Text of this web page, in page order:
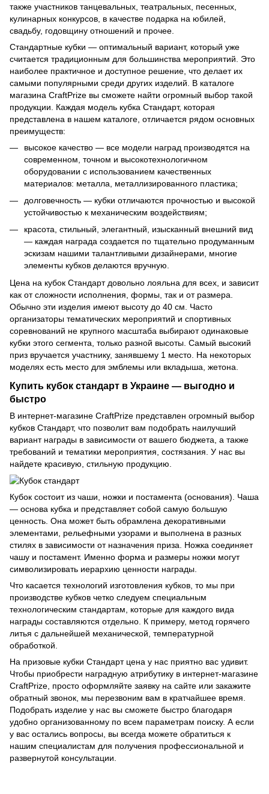
также участников танцевальных, театральных, песенных,
кулинарных конкурсов, в качестве подарка на юбилей,
свадьбу, годовщину отношений и прочее.
Стандартные кубки — оптимальный вариант, который уже
считается традиционным для большинства мероприятий. Это
наиболее практичное и доступное решение, что делает их
самыми популярными среди других изделий. В каталоге
магазина CraftPrize вы сможете найти огромный выбор такой
продукции. Каждая модель кубка Стандарт, которая
представлена в нашем каталоге, отличается рядом основных
преимуществ:
высокое качество — все модели наград производятся на
современном, точном и высокотехнологичном
оборудовании с использованием качественных
материалов: металла, металлизированного пластика;
долговечность — кубки отличаются прочностью и высокой
устойчивостью к механическим воздействиям;
красота, стильный, элегантный, изысканный внешний вид
— каждая награда создается по тщательно продуманным
эскизам нашими талантливыми дизайнерами, многие
элементы кубков делаются вручную.
Цена на кубок Стандарт довольно лояльна для всех, и зависит
как от сложности исполнения, формы, так и от размера.
Обычно эти изделия имеют высоту до 40 см. Часто
организаторы тематических мероприятий и спортивных
соревнований не крупного масштаба выбирают одинаковые
кубки этого сегмента, только разной высоты. Самый высокий
приз вручается участнику, занявшему 1 место. На некоторых
моделях есть место для эмблемы или вкладыша, жетона.
Купить кубок стандарт в Украине — выгодно и
быстро
В интернет-магазине CraftPrize представлен огромный выбор
кубков Стандарт, что позволит вам подобрать наилучший
вариант награды в зависимости от вашего бюджета, а также
требований и тематики мероприятия, состязания. У нас вы
найдете красивую, стильную продукцию.
Кубок состоит из чаши, ножки и постамента (основания). Чаша
— основа кубка и представляет собой самую большую
ценность. Она может быть обрамлена декоративными
элементами, рельефными узорами и выполнена в разных
стилях в зависимости от назначения приза. Ножка соединяет
чашу и постамент. Именно форма и размеры ножки могут
символизировать иерархию ценности награды.
Что касается технологий изготовления кубков, то мы при
производстве кубков четко следуем специальным
технологическим стандартам, которые для каждого вида
награды составляются отдельно. К примеру, метод горячего
литья с дальнейшей механической, температурной
обработкой.
На призовые кубки Стандарт цена у нас приятно вас удивит.
Чтобы приобрести наградную атрибутику в интернет-магазине
CraftPrize, просто оформляйте заявку на сайте или закажите
обратный звонок, мы перезвоним вам в кратчайшее время.
Подобрать изделие у нас вы сможете быстро благодаря
удобно организованному по всем параметрам поиску. А если
у вас остались вопросы, вы всегда можете обратиться к
нашим специалистам для получения профессиональной и
развернутой консультации.